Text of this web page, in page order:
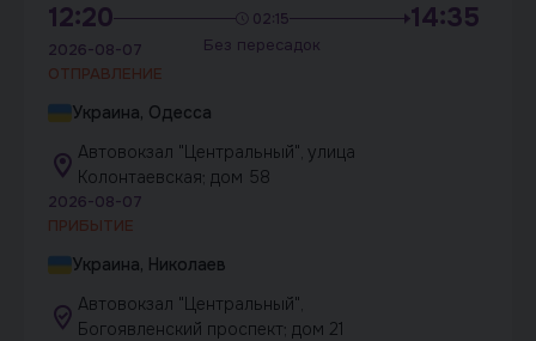
12:20 02:15
Без пересадок
14:35
2026-08-07
ОТПРАВЛЕНИЕ
Украина, Одесса
Автовокзал "Центральный", улица
Колонтаевская; дом 58
2026-08-07
ПРИБЫТИЕ
Украина, Николаев
Автовокзал "Центральный",
Богоявленский проспект; дом 21